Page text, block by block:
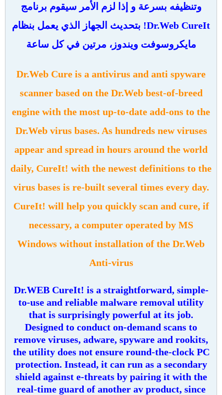
وتنظيفه بسرعة و إذا لزم الأمر سيقوم برنامج
Dr.Web CureIt! بتحديث الجهاز الذي يعمل بنظام
مايكروسوفت ويندوز، مرتين في كل ساعة
Dr.Web Cure is a antivirus and anti spyware
scanner based on the Dr.Web best-of-breed
engine with the most up-to-date add-ons to the
Dr.Web virus bases. As hundreds new viruses
appear and spread in hours around the world
daily, CureIt! with the newest definitions to the
virus bases is re-built several times every day.
CureIt! will help you quickly scan and cure, if
necessary, a computer operated by MS
Windows without installation of the Dr.Web
Anti-virus
Dr.WEB CureIt! is a straightforward, simple-
to-use and reliable malware removal utility
that is surprisingly powerful at its job.
Designed to conduct on-demand scans to
remove viruses, adware, spyware and rookits,
the utility does not ensure round-the-clock PC
protection. Instead, it can run as a secondary
shield against e-threats by pairing it with the
real-time guard of another av product, since